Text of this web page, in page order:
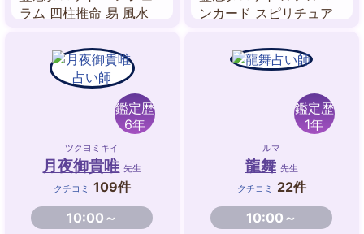
ラム 四柱推命 易 風水
ンカード スピリチュア
鑑定歴
6年
ツクヨミキイ
月夜御貴唯 先生
クチコミ 109件
10:00～
鑑定歴
1年
ルマ
龍舞 先生
クチコミ
22件
10:00～